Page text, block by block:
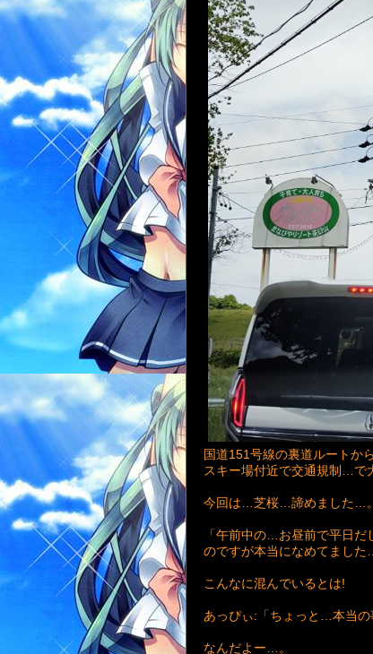
国道151号線の裏道ルートか
スキー場付近で交通規制…で
今回は…芝桜…諦めました…。
「午前中の…お昼前で平日
のですが本当になめてました
こんなに混んでいるとは!
あっぴぃ:「ちょっと…本当の
なんだよー…。